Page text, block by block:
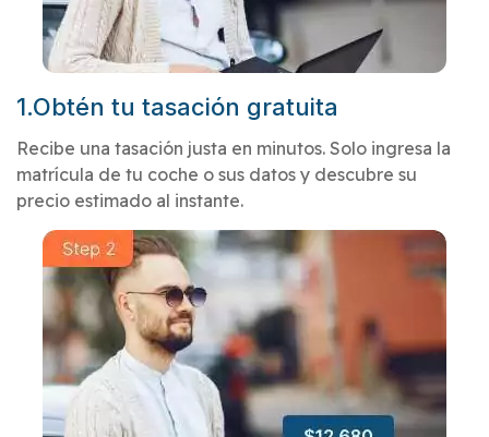
1.Obtén tu tasación gratuita
Recibe una tasación justa en minutos. Solo ingresa la
matrícula de tu coche o sus datos y descubre su
precio estimado al instante.